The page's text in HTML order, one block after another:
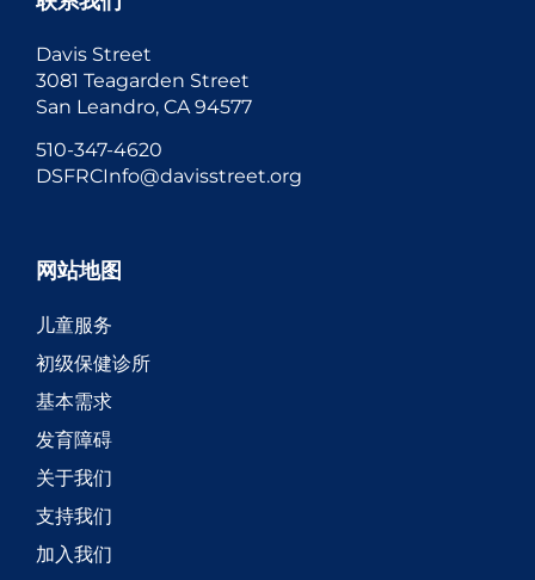
Davis Street
3081 Teagarden Street
San Leandro, CA 94577
510-347-4620
DSFRCInfo@davisstreet.org
网站地图
儿童服务
初级保健诊所
基本需求
发育障碍
关于我们
支持我们
加入我们